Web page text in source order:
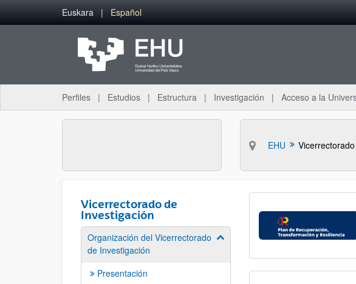
Saltar al contenido principal
Euskara Español
Perfiles Estudios Estructura Investigación Acceso a la
EHU
Vicerrectorado de
Investigación
Organización del Vicerrectorado
de Investigación
Mostrar/ocultar subpáginas
Presentación